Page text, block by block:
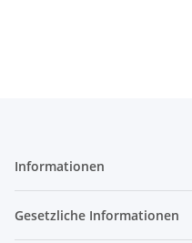
Informationen
Gesetzliche Informationen